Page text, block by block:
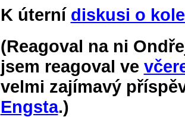
K úterní diskusi o
(Reagoval na ni
jsem reagoval ve
velmi zajímavý
Engsta.)